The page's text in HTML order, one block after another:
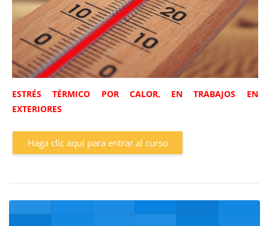
ESTRÉS TÉRMICO POR CALOR, EN TRABAJOS EN
EXTERIORES
Haga clic aquí para entrar al curso